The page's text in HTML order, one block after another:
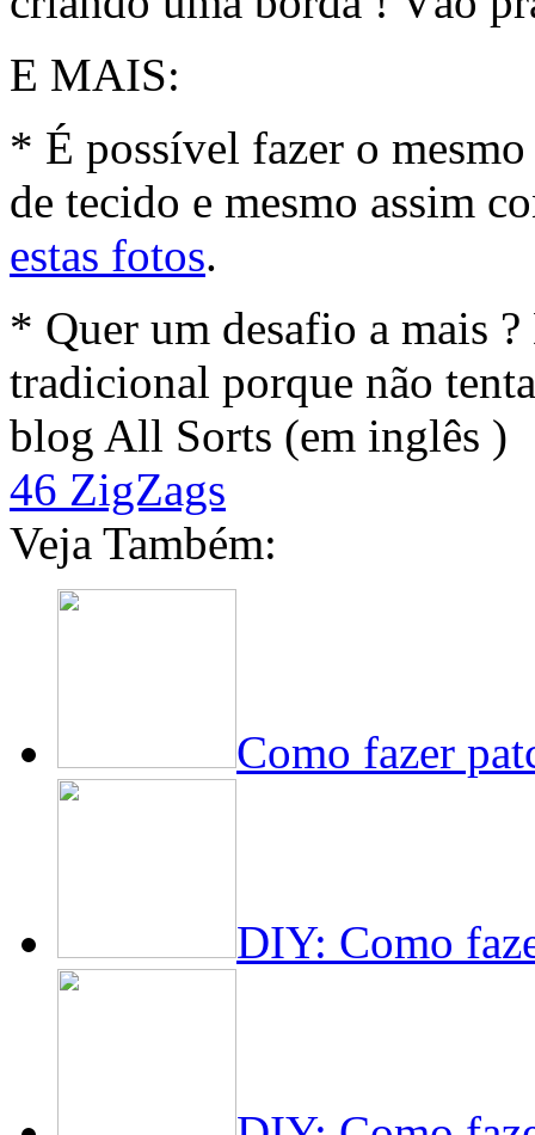
E MAIS:
* É possível fazer o
de tecido e mesmo assim
estas fotos.
* Quer um desafio a mais
tradicional porque não
blog All Sorts (em inglês )
46 ZigZags
Veja Também:
Como fazer
DIY: Como